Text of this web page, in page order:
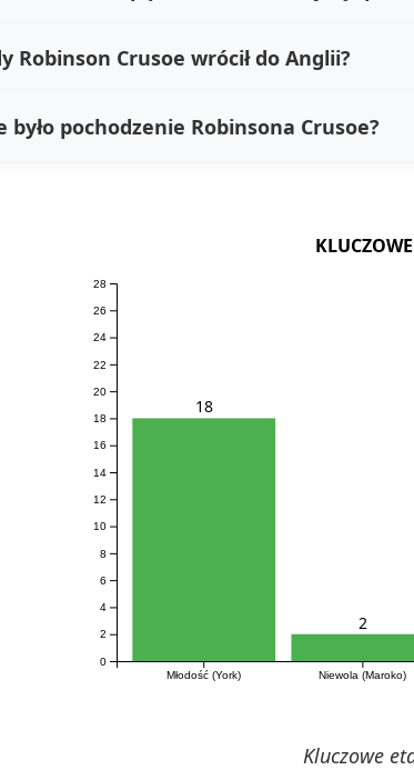
Robinson Crusoe wrócił do Anglii?
było pochodzenie Robinsona Crusoe?
Młodość (York) Niewola (Maroko)
0
2
4
6
8
10
12
14
16
18
20
22
24
26
28
18
2
Kluczowe